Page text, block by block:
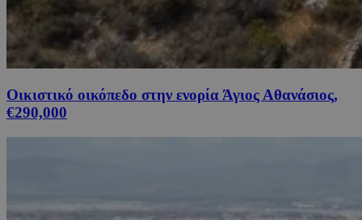
Οικιστικό οικόπεδο στην ενορία Άγιος Αθανάσιος,
€290,000